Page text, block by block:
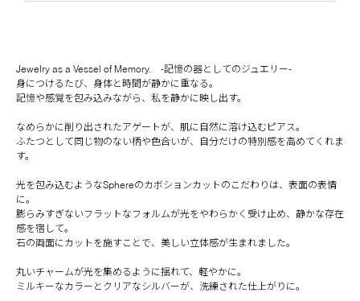
Jewelry as a Vessel of Memory. -記憶の器としてのジュエリー-
身につけるたび、身体と時間が静かに重なる。
記憶や感覚を包み込みながら、私を静かに映し出す。
なめらかに削り出されたアゲートが、肌に自然に溶け込むピアス。
ふたつとして同じ物のない柄や色合いが、自分だけの特別感を高めてくれま
す。
光を包み込むようなSphereのカボションカットのこだわりは、表面の表情
に。
膨らみすぎないフラットなフォルムが光をやわらかく受け止め、静かな存在
感を宿して。
石の両面にカットを施すことで、美しい立体感が生まれました。
丸いチャームが光を集めるように揺れて、軽やかに。
ミルキーなカラーとクリアなシルバーが、洗練された仕上がりに。